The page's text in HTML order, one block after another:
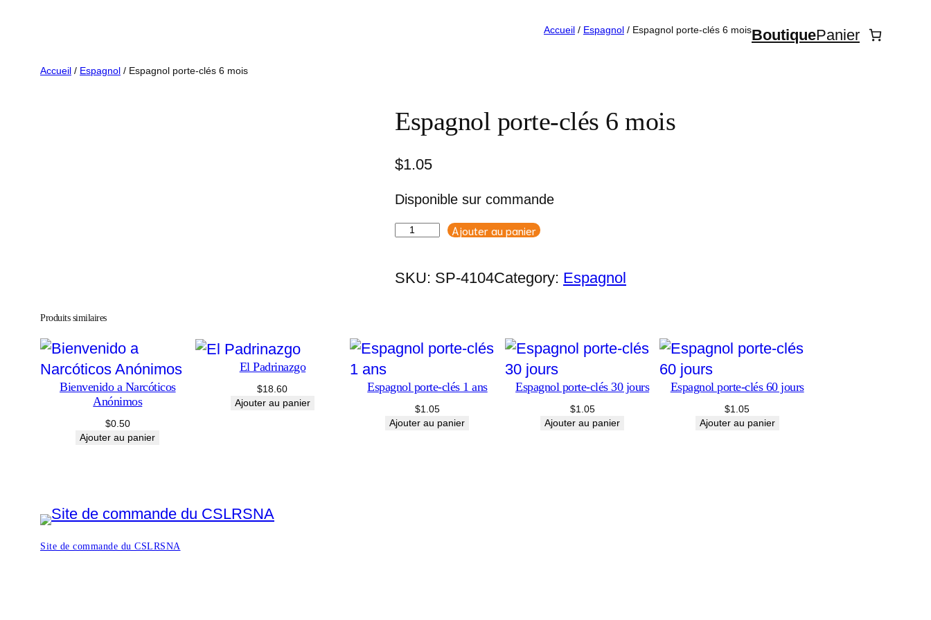
Accueil / Espagnol / Espagnol porte-clés 6 moisBoutiquePanier
Accueil / Espagnol / Espagnol porte-clés 6 mois
Espagnol porte-clés 6 mois
$1.05
Disponible sur commande
quantité
Espagnol
mois
Ajouter au panier
SKU: SP-4104Category: Espagnol
Produits similaires
Bienvenido a Narcóticos
Anónimos
$0.50
Ajouter au panier
El Padrinazgo
$18.60
Ajouter au panier
Espagnol porte-clés 1 ans
$1.05
Ajouter au panier
Espagnol porte-clés 30 jours
$1.05
Ajouter au panier
Espagnol porte-clés 60 jours
$1.05
Ajouter au panier
Site de commande du CSLRSNA